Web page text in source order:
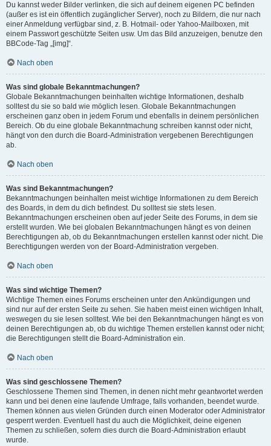
Du kannst weder Bilder verlinken, die sich auf deinem eigenen PC befinden
(außer es ist ein öffentlich zugänglicher Server), noch zu Bildern, die nur nach
einer Anmeldung verfügbar sind, z. B. Hotmail- oder Yahoo-Mailboxen, mit
einem Passwort geschützte Seiten usw. Um das Bild anzuzeigen, benutze den
BBCode-Tag „[img]“.
Nach oben
Was sind globale Bekanntmachungen?
Globale Bekanntmachungen beinhalten wichtige Informationen, deshalb
solltest du sie so bald wie möglich lesen. Globale Bekanntmachungen
erscheinen ganz oben in jedem Forum und ebenfalls in deinem persönlichen
Bereich. Ob du eine globale Bekanntmachung schreiben kannst oder nicht,
hängt von den durch die Board-Administration vergebenen Berechtigungen
ab.
Nach oben
Was sind Bekanntmachungen?
Bekanntmachungen beinhalten meist wichtige Informationen zu dem Bereich
des Boards, in dem du dich befindest. Du solltest sie stets lesen.
Bekanntmachungen erscheinen oben auf jeder Seite des Forums, in dem sie
erstellt wurden. Wie bei globalen Bekanntmachungen hängt es von deinen
Berechtigungen ab, ob du Bekanntmachungen erstellen kannst oder nicht. Die
Berechtigungen werden von der Board-Administration vergeben.
Nach oben
Was sind wichtige Themen?
Wichtige Themen eines Forums erscheinen unter den Ankündigungen und
sind nur auf der ersten Seite zu sehen. Sie haben meist einen wichtigen Inhalt,
weswegen du sie lesen solltest. Wie bei den Bekanntmachungen hängt es von
deinen Berechtigungen ab, ob du wichtige Themen erstellen kannst oder nicht;
die Berechtigungen stellt die Board-Administration ein.
Nach oben
Was sind geschlossene Themen?
Geschlossene Themen sind Themen, in denen nicht mehr geantwortet werden
kann und bei denen eine laufende Umfrage, falls vorhanden, beendet wurde.
Themen können aus vielen Gründen durch einen Moderator oder Administrator
gesperrt werden. Eventuell hast du auch die Möglichkeit, deine eigenen
Themen zu schließen, sofern dies durch die Board-Administration erlaubt
wurde.